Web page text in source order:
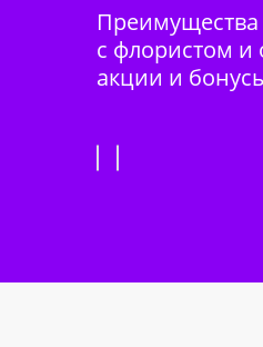
Преимущества
с флористом и
акции и